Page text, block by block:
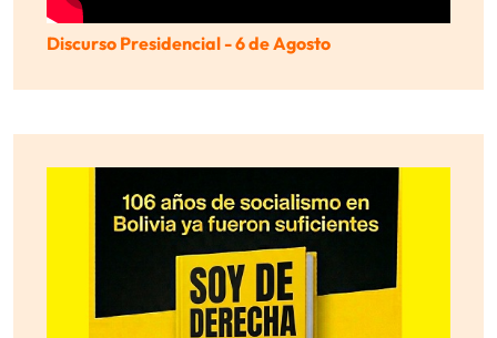
Discurso Presidencial - 6 de Agosto